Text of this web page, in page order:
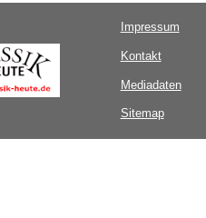
Impressum
Kontakt
Mediadaten
Sitemap